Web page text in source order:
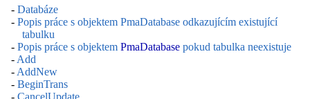
- Databáze
- Popis práce s objektem PmaDatabase odkazujícím existující
tabulku
- Popis práce s objektem PmaDatabase pokud tabulka neexistuje
-Add
-AddNew
- BeginTrans